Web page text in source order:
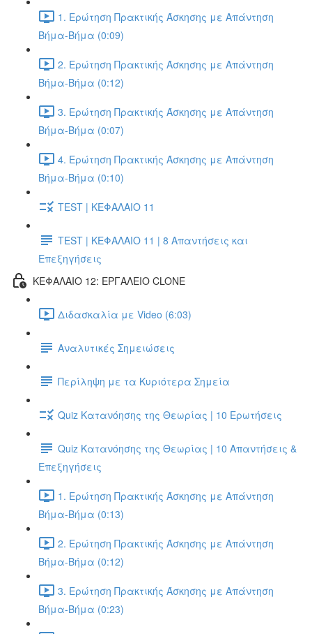
1. Ερώτηση Πρακτικής Άσκησης με Απάντηση
Βήμα-Βήμα (0:09)
2. Ερώτηση Πρακτικής Άσκησης με Απάντηση
Βήμα-Βήμα (0:12)
3. Ερώτηση Πρακτικής Άσκησης με Απάντηση
Βήμα-Βήμα (0:07)
4. Ερώτηση Πρακτικής Άσκησης με Απάντηση
Βήμα-Βήμα (0:10)
TEST | ΚΕΦΑΛΑΙΟ 11
TEST | ΚΕΦΑΛΑΙΟ 11 | 8 Απαντήσεις και
Επεξηγήσεις
ΚΕΦΑΛΑΙΟ 12: ΕΡΓΑΛΕΙΟ CLONE
Διδασκαλία με Video (6:03)
Αναλυτικές Σημειώσεις
Περίληψη με τα Κυριότερα Σημεία
Quiz Κατανόησης της Θεωρίας | 10 Ερωτήσεις
Quiz Κατανόησης της Θεωρίας | 10 Απαντήσεις &
Επεξηγήσεις
1. Ερώτηση Πρακτικής Άσκησης με Απάντηση
Βήμα-Βήμα (0:13)
2. Ερώτηση Πρακτικής Άσκησης με Απάντηση
Βήμα-Βήμα (0:12)
3. Ερώτηση Πρακτικής Άσκησης με Απάντηση
Βήμα-Βήμα (0:23)